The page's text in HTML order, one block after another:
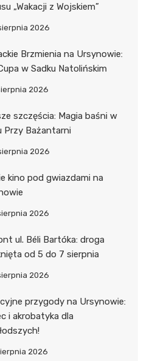
„Wakacji z Wojskiem”
2026
Brzmienia na Ursynowie:
w Sadku Natolińskim
2026
szczęścia: Magia baśni w
Przy Bażantarni
2026
kino pod gwiazdami na
2026
ul. Béli Bartóka: droga
od 5 do 7 sierpnia
2026
przygody na Ursynowie:
i akrobatyka dla
2026